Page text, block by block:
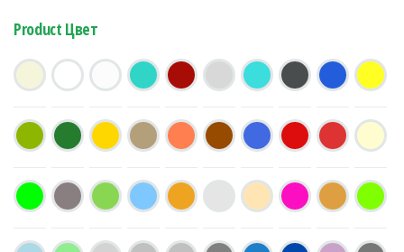
Product Цвет